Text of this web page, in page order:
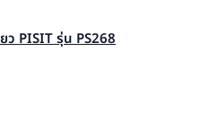
ว PISIT รุ่น PS268